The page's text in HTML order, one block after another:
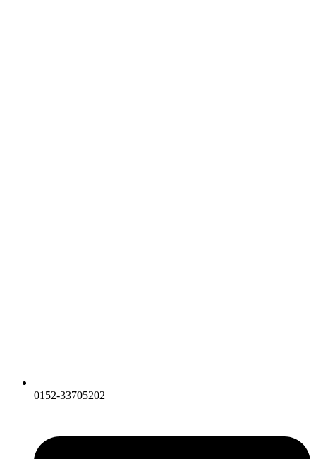
0152-33705202